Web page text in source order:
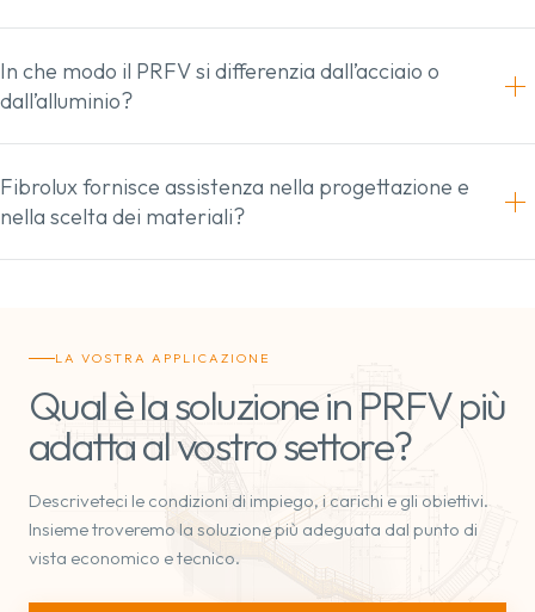
In che modo il PRFV si differenzia dall’acciaio o
dall’alluminio?
Fibrolux fornisce assistenza nella progettazione e
nella scelta dei materiali?
LA VOSTRA APPLICAZIONE
Qual è la soluzione in PRFV più
adatta al vostro settore?
Descriveteci le condizioni di impiego, i carichi e gli obiettivi.
Insieme troveremo la soluzione più adeguata dal punto di
vista economico e tecnico.